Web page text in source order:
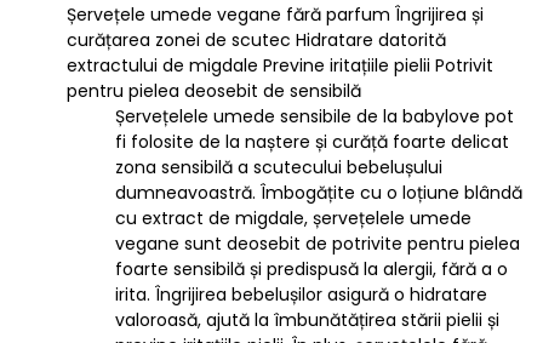
Șervețele umede vegane fără parfum Îngrijirea și
curățarea zonei de scutec Hidratare datorită
extractului de migdale Previne iritațiile pielii Potrivit
pentru pielea deosebit de sensibilă
Șervețelele umede sensibile de la babylove pot
fi folosite de la naștere și curăță foarte delicat
zona sensibilă a scutecului bebelușului
dumneavoastră. Îmbogățite cu o loțiune blândă
cu extract de migdale, șervețelele umede
vegane sunt deosebit de potrivite pentru pielea
foarte sensibilă și predispusă la alergii, fără a o
irita. Îngrijirea bebelușilor asigură o hidratare
valoroasă, ajută la îmbunătățirea stării pielii și